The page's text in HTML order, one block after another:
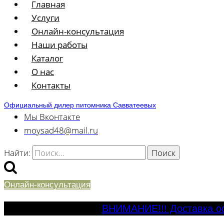
Главная
Услуги
Онлайн-консультация
Наши работы
Каталог
О нас
Контакты
Официальный дилер питомника Савватеевых
Мы Вконтакте
moysad48@mail.ru
Найти:
Онлайн-консультация
ВНИМАНИЕ!!! Доставка